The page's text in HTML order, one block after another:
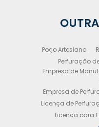
Poço Artesiano
Perfuração
Empresa de
Empresa de
Licença de
Licença para